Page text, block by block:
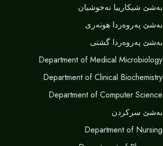
بەشێ شیکارییا نەخوشیان
بەشێ پەروەردا هونەری
بەشێ پەروەردا گشتی
Department of Medical Microbiology
Department of Clinical Biochemistry
Department of Computer Science
بەشێ سرکردن
Department of Nursing